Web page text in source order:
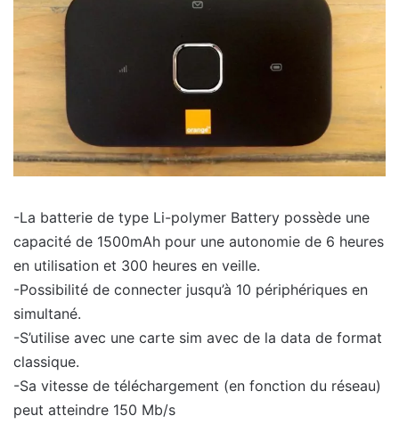
-La batterie de type Li-polymer Battery possède une
capacité de 1500mAh pour une autonomie de 6 heures
en utilisation et 300 heures en veille.
-Possibilité de connecter jusqu’à 10 périphériques en
simultané.
-S’utilise avec une carte sim avec de la data de format
classique.
-Sa vitesse de téléchargement (en fonction du réseau)
peut atteindre 150 Mb/s